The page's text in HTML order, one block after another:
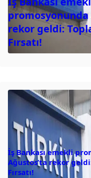
promosyonunda
rekor geldi:
Fırsatı!
İş Bankası emekli
Ağustos’ta rekor
Fırsatı!